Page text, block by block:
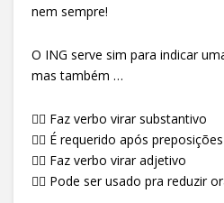
nem sempre!
O ING serve sim para indicar
mas também …
👉🏻 Faz verbo virar substantivo
👉🏻 É requerido após
👉🏻 Faz verbo virar adjetivo
👉🏻 Pode ser usado pra reduzir